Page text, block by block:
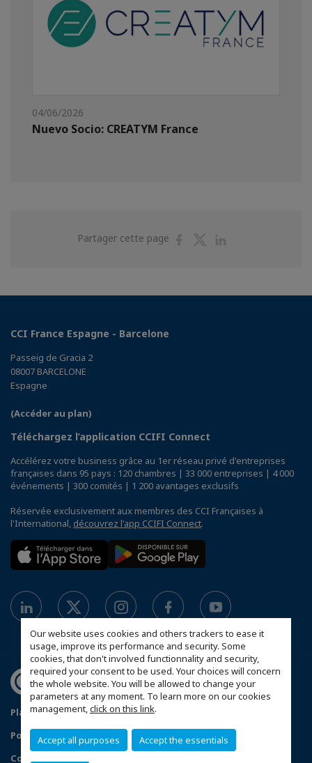
Our website uses cookies and others trackers to ease it
usage, improve its performance and security. Some
cookies, that don't involved functionnality and security,
required your consent to be used. Your choices will concern
the whole website. You will be allowed to change your
parameters at any moment. To learn more on our cookies
management,click on this link.
Accept all purposes Accept the essentials
04/06/2026
Nuevo Socio: CREATYM France
Partager cette page
PartagerPartager
CCI France Espagne - Barcelone
Passeig de Gracia 2
08007 BARCELONE
Espagne
(Accéder au plan)
Téléchargez l’application CCIFI Connect
Accélérez votre business grâce au 1er réseau privé d'entreprises
françaises dans 95 pays : 120 chambres | 33 000 entreprises | 4 000
événements | 300 comités | 1 200 avantages exclusifs
Réservée exclusivement aux membres des CCI Françaises à
l'International, découvrez l'app CCIFI Connect.
Plan du site
Política de protección de datos
Política de privacidad
Política de cookies
Condiciones generales de venta